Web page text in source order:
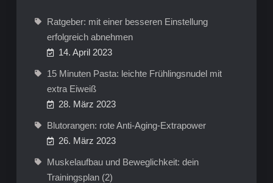
Ratgeber: mit einer besseren Einstellung
erfolgreich abnehmen
14. April 2023
15 Minuten Pasta: leichte Frühlingsnudel mit
extra Eiweiß
28. März 2023
Blutorangen: rote Anti-Aging-Extrapower
26. März 2023
Muskelaufbau und Beweglichkeit: dein
Trainingsplan (2)